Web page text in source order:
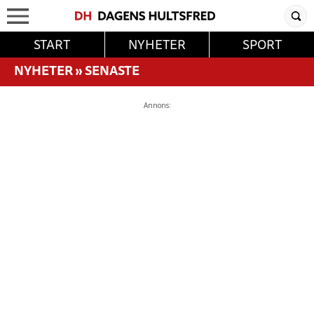
START NYHETER
SPORT
NYHETER»SENASTE
Annons: